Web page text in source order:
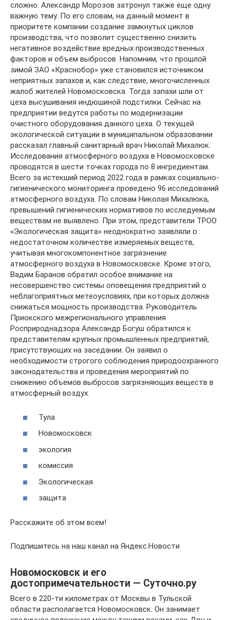
сложно. Александр Морозов затронул также еще одну
важную тему. По его словам, на данный момент в
приоритете компании создание замкнутых циклов
производства, что позволит существенно снизить
негативное воздействие вредных производственных
факторов и объем выбросов. Напомним, что прошлой
зимой ЗАО «Краснобор» уже становился источником
неприятных запахов и, как следствие, многочисленных
жалоб жителей Новомосковска. Тогда запахи шли от
цеха высушивания индюшиной подстилки. Сейчас на
предприятии ведутся работы по модернизации
очистного оборудования данного цеха. О текущей
экологической ситуации в муниципальном образовании
рассказал главный санитарный врач Николай Михалюк.
Исследования атмосферного воздуха в Новомосковске
проводятся в шести точках города по 8 ингредиентам.
Всего за истекший период 2022 года в рамках социально-
гигиенического мониторинга проведено 96 исследований
атмосферного воздуха. По словам Николая Михалюка,
превышений гигиенических нормативов по исследуемым
веществам не выявлено. При этом, представители ТРОО
«Экологическая защита» неоднократно заявляли о
недостаточном количестве измеряемых веществ,
учитывая многокомпонентное загрязнение
атмосферного воздуха в Новомосковске. Кроме этого,
Вадим Баранов обратил особое внимание на
несовершенство системы оповещения предприятий о
неблагоприятных метеоусловиях, при которых должна
снижаться мощность производства. Руководитель
Приокского межрегионального управления
Росприроднадзора Александр Богуш обратился к
представителям крупных промышленных предприятий,
присутствующих на заседании. Он заявил о
необходимости строгого соблюдения природоохранного
законодательства и проведения мероприятий по
снижению объемов выбросов загрязняющих веществ в
атмосферный воздух.
Тула
Новомосковск
экология
комиссия
Экологическая
защита
Расскажите об этом всем!
Подпишитесь на наш канал на Яндекс.Новости
Новомосковск и его
достопримечательности — Суточно.ру
Всего в 220-ти километрах от Москвы в Тульской
области располагается Новомосковск. Он занимает